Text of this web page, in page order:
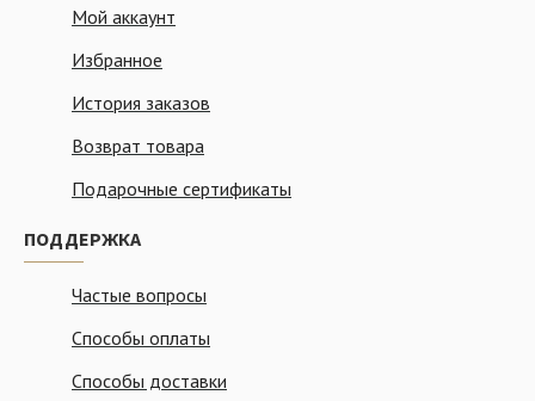
Мой аккаунт
Избранное
История заказов
Возврат товара
Подарочные сертификаты
ПОДДЕРЖКА
Частые вопросы
Способы оплаты
Способы доставки